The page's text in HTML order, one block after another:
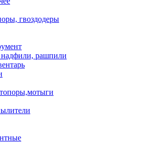
гвоздодеры
рашпили